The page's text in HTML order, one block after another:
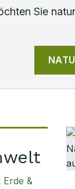
Sie natur
Erde &